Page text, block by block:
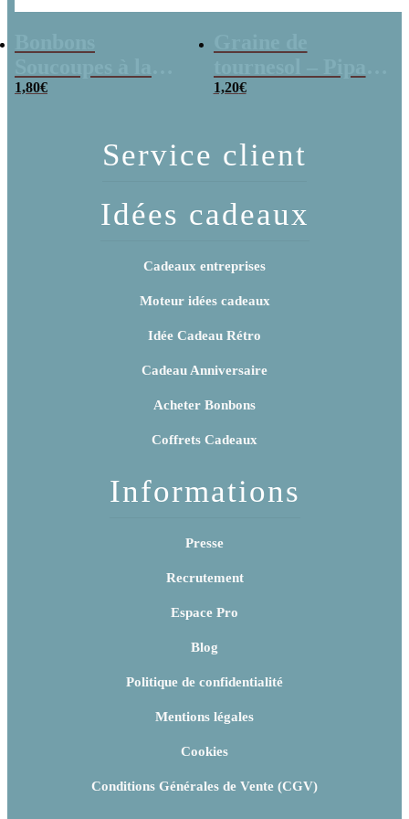
poudre (x20)
1,80€
x 3
1,20€
Service client
Idées cadeaux
Cadeaux entreprises
Moteur idées cadeaux
Idée Cadeau Rétro
Cadeau Anniversaire
Acheter Bonbons
Coffrets Cadeaux
Informations
Presse
Recrutement
Espace Pro
Blog
Politique de confidentialité
Mentions légales
Cookies
Conditions Générales de Vente (CGV)